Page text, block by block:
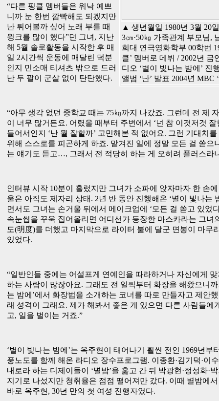
▲ 생년월일 1980년 3월 20
3㎝·50㎏ 가족관계 부모님,
희대 연극영화학부 00학번
클’ 멤버로 데뷔 / 2002년 금
디오 ‘별이 빛나는 밤에’ 진
앨범 ‘난’ 발표 2004년 MBC
“다른 핑클 멤버들은 워낙 예쁘
니까 눈 한번 깜빡해도 되겠지만
난 튀어볼까 싶어 노래 부를 때
윙크를 많이 했다”던 그녀, 지난
해 5월 솔로활동을 시작한 후 매
일 2시간씩 운동에 매달린 덕분
인지 민소매 티셔츠 밖으로 드러
난 두 팔이 군살 없이 탄탄했다.
“아무 생각 없던 중학교 때는 75㎏까지 나갔죠. 그런데 전 제
이 너무 많거든요. 어렸을 때부터 주변에서 ‘넌 참 이것저것 잘
들어서인지 ‘난 뭘 잘할까’ 고민해본 적 없어요. 그런 기대치
위해 스스로를 피곤하게 하죠. 맡겨진 일에 정말 모든 걸 쏟으
는 얘기도 듣고…, 그래서 전 적당히 하는 게 오히려 플러스라
인터뷰 시작 10분이 흘렀지만 그녀가 소파에 앉자마자 한 손
울은 아직도 제자리 상태. 2년 반 동안 진행해온 ‘별이 빛나는
면서도 그녀는 손거울 뒤에서 메이크업에 ‘모든 걸 쏟고 있었
속눈썹을 꾸욱 집어올리면 어디선가 등장한 마스카라는 그녀
도(明度)를 더했고 마지막으로 라이터 불에 달군 면봉이 마무
있었다.
“일반인들 중에는 어설프게 연예인을 따라하거나 자신에게
하는 사람이 많잖아요. 그래도 전 일찍부터 화장을 해왔으니
는 밤에’에서 화장법을 소개하는 코너를 따로 만들자고 제안
래 성격이 그래요. 제가 해봐서 좋은 게 있으면 다른 사람들에
고, 일을 벌이는 거죠.”
‘별이 빛나는 밤에’는 옥주현이 태어나기 훨씬 전인 1969년부
풍노도를 함께 해온 라디오 장수프로그램. 이종환·김기덕·이
내로라 하는 디제이들이 ‘별밤’을 훑고 간 뒤 박광현·정성화·
지기로 나섰지만 청취율은 점점 떨어져만 갔다. 이때 별밤에
바로 옥주현, 30년 만의 첫 여성 진행자였다.